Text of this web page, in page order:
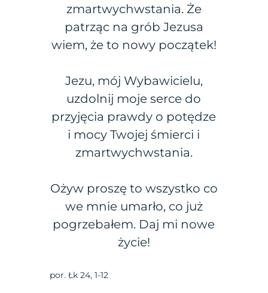
zmartwychwstania. Że
patrząc na grób Jezusa
wiem, że to nowy początek!
Jezu, mój Wybawicielu,
uzdolnij moje serce do
przyjęcia prawdy o potędze
i mocy Twojej śmierci i
zmartwychwstania.
Ożyw proszę to wszystko co
we mnie umarło, co już
pogrzebałem. Daj mi nowe
życie!
por. Łk 24, 1-12